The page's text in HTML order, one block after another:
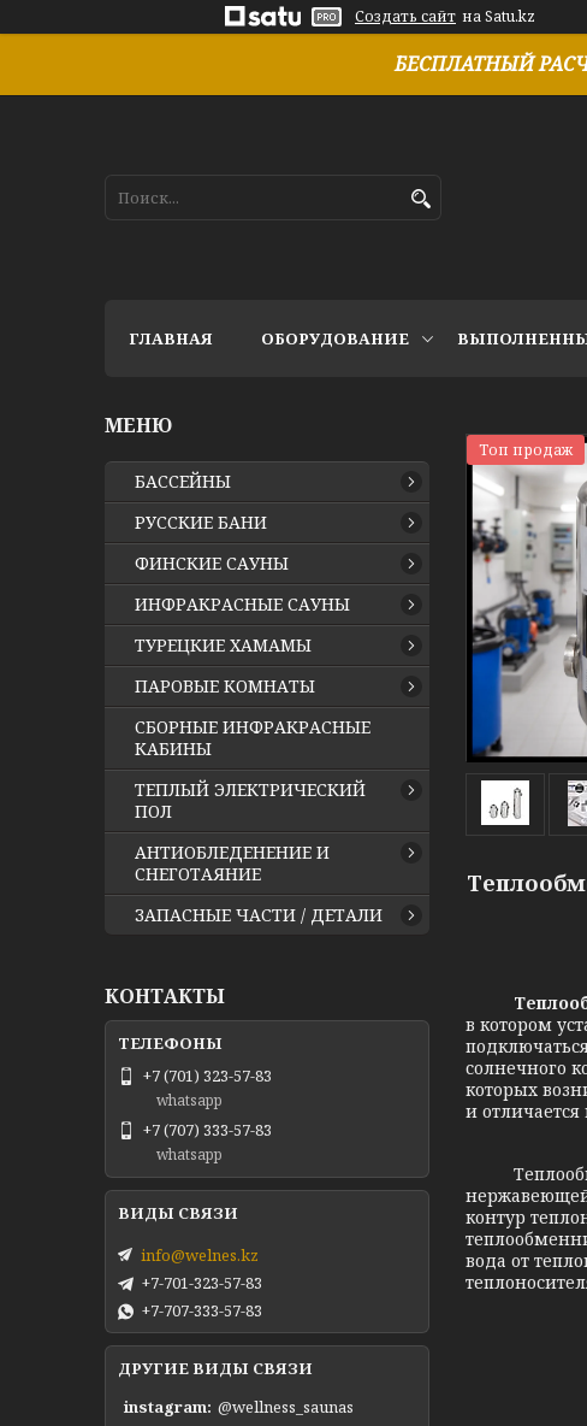
Создать сайт на Satu.kz
БЕСПЛАТНЫЙ
ГЛАВНАЯ ОБОРУДОВАНИЕ
Топ продаж
в котором
солнечного
которых
и
нержавеющей
контур
вода от
БАССЕЙНЫ
РУССКИЕ БАНИ
ФИНСКИЕ САУНЫ
ИНФРАКРАСНЫЕ САУНЫ
ТУРЕЦКИЕ ХАМАМЫ
ПАРОВЫЕ КОМНАТЫ
СБОРНЫЕ ИНФРАКРАСНЫЕ
КАБИНЫ
ТЕПЛЫЙ ЭЛЕКТРИЧЕСКИЙ
ПОЛ
АНТИОБЛЕДЕНЕНИЕ И
СНЕГОТАЯНИЕ
ЗАПАСНЫЕ ЧАСТИ / ДЕТАЛИ
КОНТАКТЫ
+7 (701) 323-57-83
whatsapp
+7 (707) 333-57-83
whatsapp
info@welnes.kz
+7-701-323-57-83
+7-707-333-57-83
ДРУГИЕ ВИДЫ СВЯЗИ
instagram @wellness_saunas